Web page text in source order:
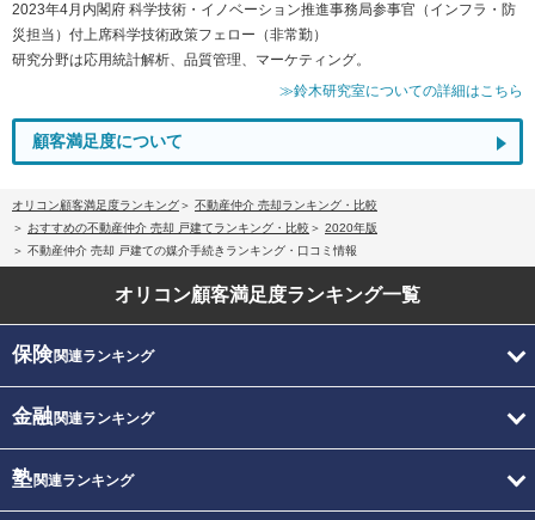
2023年4月内閣府 科学技術・イノベーション推進事務局参事官（インフラ・防
災担当）付上席科学技術政策フェロー（非常勤）
研究分野は応用統計解析、品質管理、マーケティング。
≫鈴木研究室についての詳細はこちら
顧客満足度について
オリコン顧客満足度ランキング
不動産仲介 売却ランキング・比較
おすすめの不動産仲介 売却 戸建てランキング・比較
2020年版
不動産仲介 売却 戸建ての媒介手続きランキング・口コミ情報
オリコン顧客満足度ランキング一覧
保険関連ランキング
金融関連ランキング
塾関連ランキング